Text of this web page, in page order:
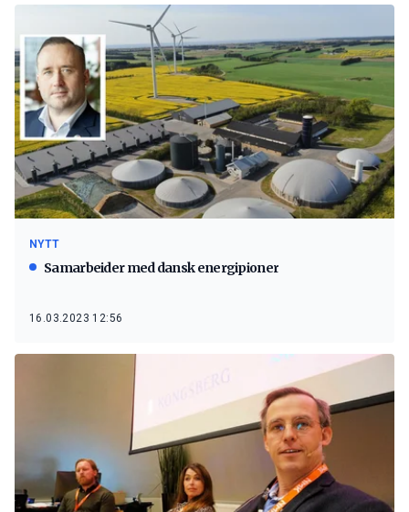
NYTT
Samarbeider med dansk energipioner
16.03.2023 12:56